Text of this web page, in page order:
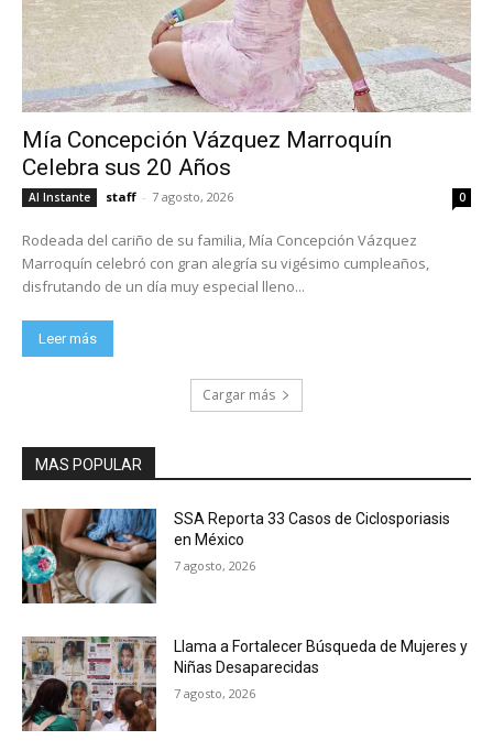
Mía Concepción Vázquez Marroquín
Celebra sus 20 Años
Al Instante staff - 7 agosto, 2026 0
Rodeada del cariño de su familia, Mía Concepción Vázquez
Marroquín celebró con gran alegría su vigésimo cumpleaños,
disfrutando de un día muy especial lleno...
Leer más
Cargar más
MAS POPULAR
SSA Reporta 33 Casos de Ciclosporiasis
en México
7 agosto, 2026
Llama a Fortalecer Búsqueda de Mujeres y
Niñas Desaparecidas
7 agosto, 2026